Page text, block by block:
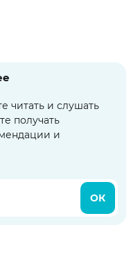
читать и слушать
получать
и
ОК